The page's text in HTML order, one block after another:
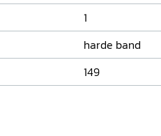
1
harde band
149